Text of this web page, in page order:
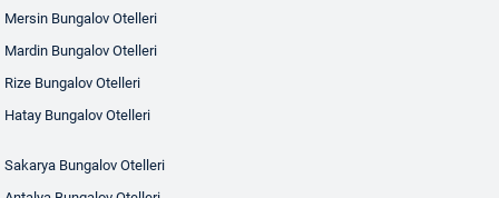
Mersin Bungalov Otelleri
Mardin Bungalov Otelleri
Rize Bungalov Otelleri
Hatay Bungalov Otelleri
Sakarya Bungalov Otelleri